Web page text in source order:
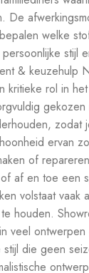
De
welke
stijl
& keuzehulp
kritieke rol in
gekozen
zodat
ervan
of
af en toe een
volstaat vaak
houden.
veel
stijl die geen